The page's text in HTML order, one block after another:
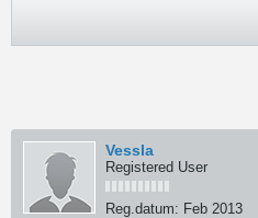
Vessla
Registered User
Reg.datum: Feb 2013